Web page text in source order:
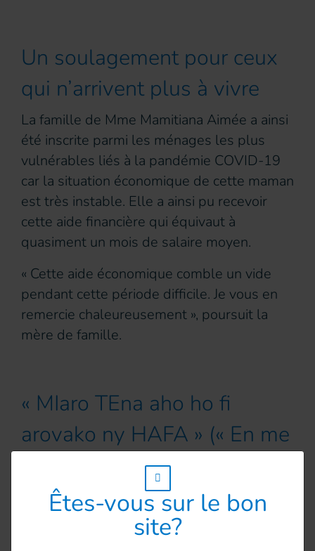
Un soulagement pour ceux
qui n’arrivent plus à vivre
La famille de Mme Mamitiana Aimée a ainsi
été inscrite parmi les ménages les plus
vulnérables liés à la pandémie COVID-19
car la situation économique de cette maman
est très instable. Elle a ainsi pu recevoir
cette aide financière qui équivaut à
quasiment un mois de salaire moyen.
« Cette aide économique comble un vide
pendant cette période difficile. Je vous en
remercie chaleureusement », poursuit la
mère de famille.
« MIaro TEna aho ho fi
arovako ny HAFA » (« En me
protégeant, je protège les
autres »)
Afin de respecter les mesures de sécurité
Êtes-vous sur le bon
site?